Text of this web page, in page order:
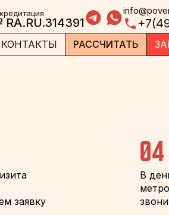
КОНТАКТЫ РАССЧИТАТЬ
заявку
04
В